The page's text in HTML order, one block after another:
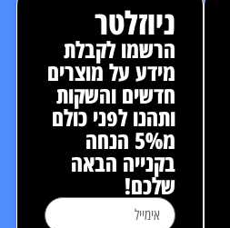
ניוזלטר
הרשמו לקבלת
מידע על מוצרים
חדשים והשקות
ותהנו לפני כולם
מ5% הנחה
בקנייה הבאה
שלכם!